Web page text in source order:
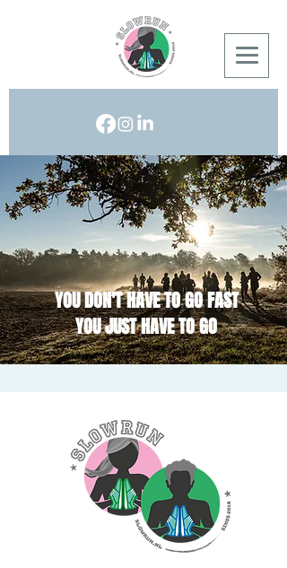
YOU DON'T HAVE TO GO FAST
YOU JUST HAVE TO GO